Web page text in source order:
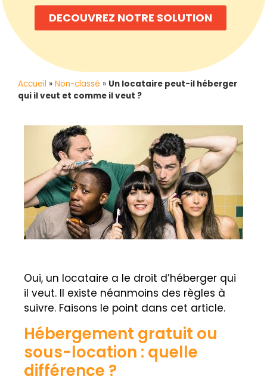
DECOUVREZ NOTRE SOLUTION
Accueil » Non-classé » Un locataire peut-il héberger
qui il veut et comme il veut ?
Oui, un locataire a le droit d’héberger qui
il veut. Il existe néanmoins des règles à
suivre. Faisons le point dans cet article.
Hébergement gratuit ou
sous-location : quelle
différence ?